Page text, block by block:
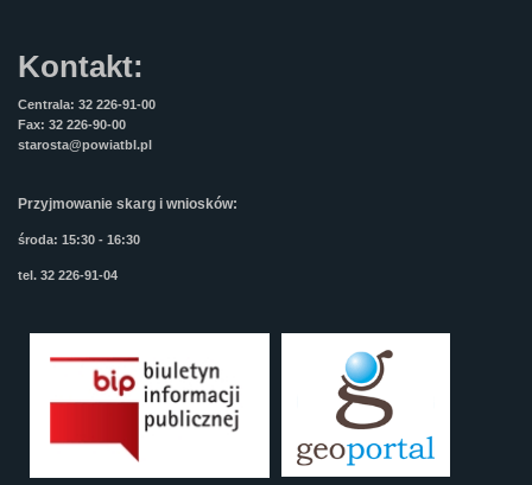
Kontakt:
Centrala: 32 226-91-00
Fax: 32 226-90-00
starosta@powiatbl.pl
Przyjmowanie skarg i wniosków:
środa: 15:30 - 16:30
tel. 32 226-91-04